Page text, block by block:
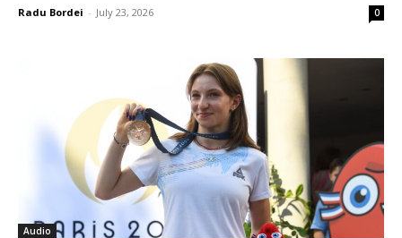
Radu Bordei - July 23, 2026 0
Audio